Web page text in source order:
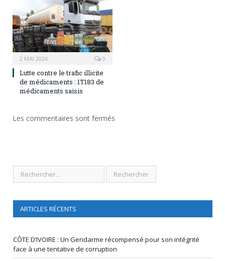
2 MAI 2026 0
Lutte contre le trafic illicite
de médicaments : 1T183 de
médicaments saisis
Les commentaires sont fermés
ARTICLES RÉCENTS
CÔTE D’IVOIRE : Un Gendarme récompensé pour son intégrité
face à une tentative de corruption